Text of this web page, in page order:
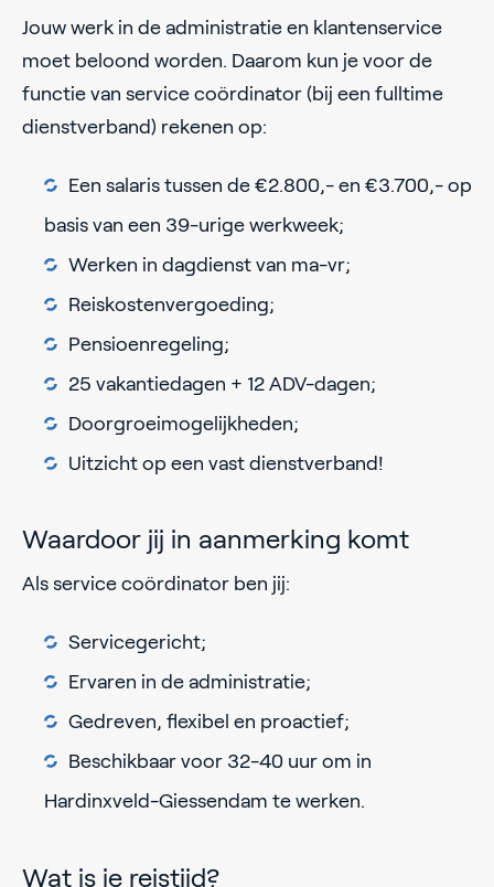
Jouw werk in de administratie en klantenservice
moet beloond worden. Daarom kun je voor de
functie van service coördinator (bij een fulltime
dienstverband) rekenen op:
Een salaris tussen de €2.800,- en €3.700,- op
basis van een 39-urige werkweek;
Werken in dagdienst van ma-vr;
Reiskostenvergoeding;
Pensioenregeling;
25 vakantiedagen + 12 ADV-dagen;
Doorgroeimogelijkheden;
Uitzicht op een vast dienstverband!
Waardoor jij in aanmerking komt
Als service coördinator ben jij:
Servicegericht;
Ervaren in de administratie;
Gedreven, flexibel en proactief;
Beschikbaar voor 32-40 uur om in
Hardinxveld-Giessendam te werken.
Wat is je reistijd?